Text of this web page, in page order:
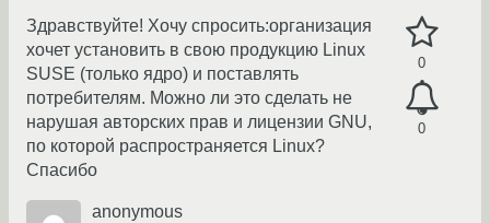
0
0
Здравствуйте! Хочу спросить:организация
хочет установить в свою продукцию Linux
SUSE (только ядро) и поставлять
потребителям. Можно ли это сделать не
нарушая авторских прав и лицензии GNU,
по которой распространяется Linux?
Спасибо
anonymous